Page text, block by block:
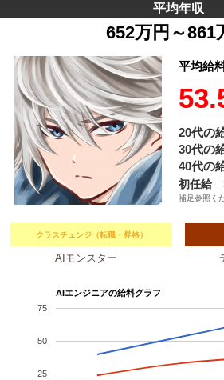
平均年収
652万円～861
平均給
20代の
30代の
40代の
初任給
補足参照く
クラスチェンジ（転職・昇格）
AIモンスター
AIエンジニアの給料グラフ
25
50
75